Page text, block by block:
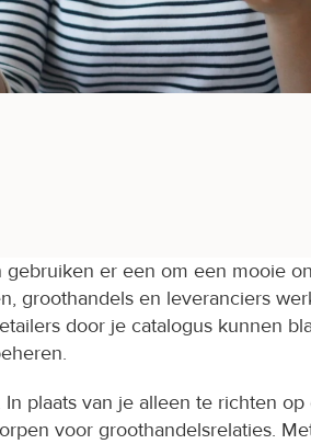
er een om een mooie
groothandels en leveranciers
door je catalogus kunnen
plaats van je alleen te richten
voor groothandelsrelaties.